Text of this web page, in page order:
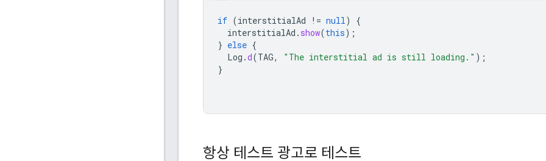
if (interstitialAd != null)
{
interstitialAd . show(this);
} else {
Log .d(TAG, "The interstitial ad is still loading." );
}
항상 테스트 광고로 테스트